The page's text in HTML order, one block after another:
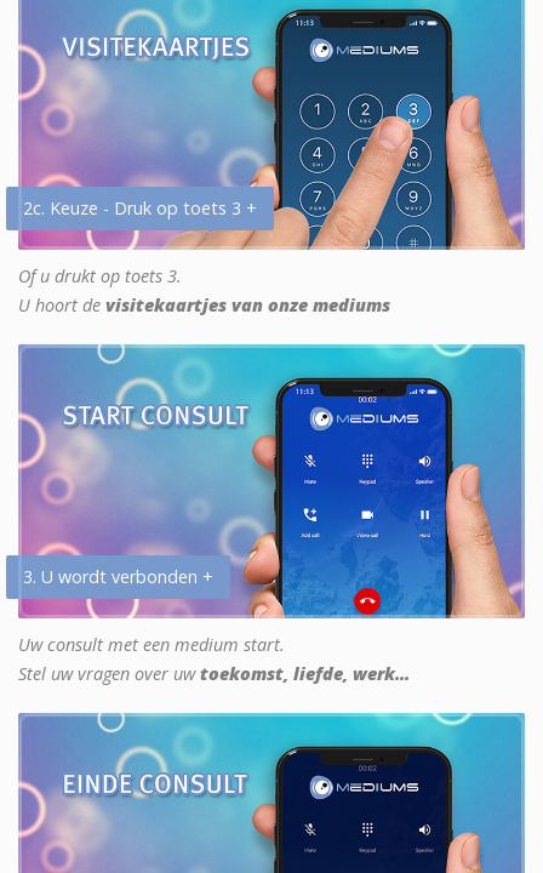
2c. Keuze - Druk op toets 3 +
Of u drukt op toets 3.
U hoort de visitekaartjes van onze mediums
3. U wordt verbonden +
Uw consult met een medium start.
Stel uw vragen over uwtoekomst, liefde, werk...